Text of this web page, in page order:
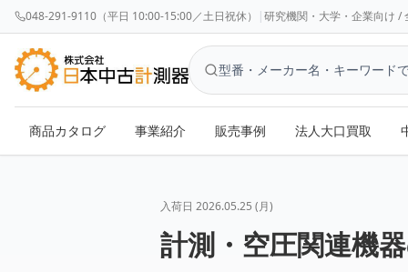
048-291-9110（平日 10:00-15:00／土日祝休） |研究機関・大学・企業向け
商品カタログ 事業紹介 販売事例 法人大口買取
入荷日 2026.05.25 (月)
計測・空圧関連機